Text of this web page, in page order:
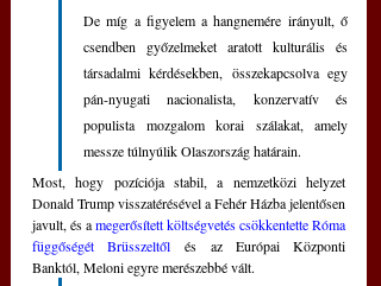
De míg a figyelem a hangnemére irányult, ő
csendben győzelmeket aratott kulturális és
társadalmi kérdésekben, összekapcsolva egy
pán-nyugati nacionalista, konzervatív és
populista mozgalom korai szálakat, amely
messze túlnyúlik Olaszország határain.
Most, hogy pozíciója stabil, a nemzetközi helyzet
Donald Trump visszatérésével a Fehér Házba jelentősen
javult, és a megerősített költségvetés csökkentette Róma
függőségét Brüsszeltől és az Európai Központi
Banktól, Meloni egyre merészebbé vált.